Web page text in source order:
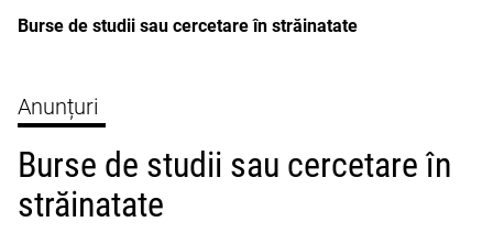
Burse de studii sau cercetare în străinatate
Anunțuri
Burse de studii sau cercetare în
străinatate